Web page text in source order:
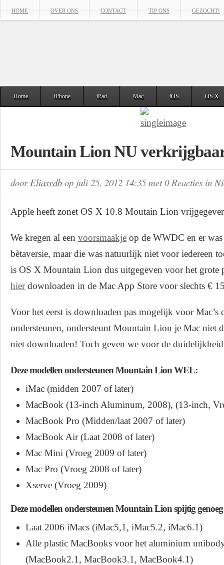
HOME OVER ONS CONTACT TIP ONS GEZOCHT!
Home iPhone iPad Mac iOS OS X
Mountain Lion NU
doorEliasvdb op juli 25, 2012 14:35 met0 Reacties in
Apple heeft zonet OS X 10.8 Moutain Lion
We kregen al een voorsmaakje op de WWDC en er was
bètaversie, maar die was natuurlijk niet voor iedereen
is OS X Mountain Lion dus uitgegeven voor het grote
hierdownloaden in de Mac App Store voor slechts €
Voor het eerst is downloaden pas mogelijk voor
ondersteunen, ondersteunt Mountain Lion je Mac niet
niet downloaden! Toch geven we voor de
Deze modellen ondersteunen Mountain Lion WEL:
iMac (midden 2007 of later)
MacBook (13-inch Aluminum, 2008), (13-inch,
MacBook Pro (Midden/laat 2007 of later)
MacBook Air (Laat 2008 of later)
Mac Mini (Vroeg 2009 of later)
Mac Pro (Vroeg 2008 of later)
Xserve (Vroeg 2009)
Deze modellen ondersteunen Mountain Lion spijtig
Laat 2006 iMacs (iMac5,1, iMac5.2, iMac6.1)
Alle plastic MacBooks voor het aluminium
(MacBook2.1, MacBook3.1, MacBook4.1)